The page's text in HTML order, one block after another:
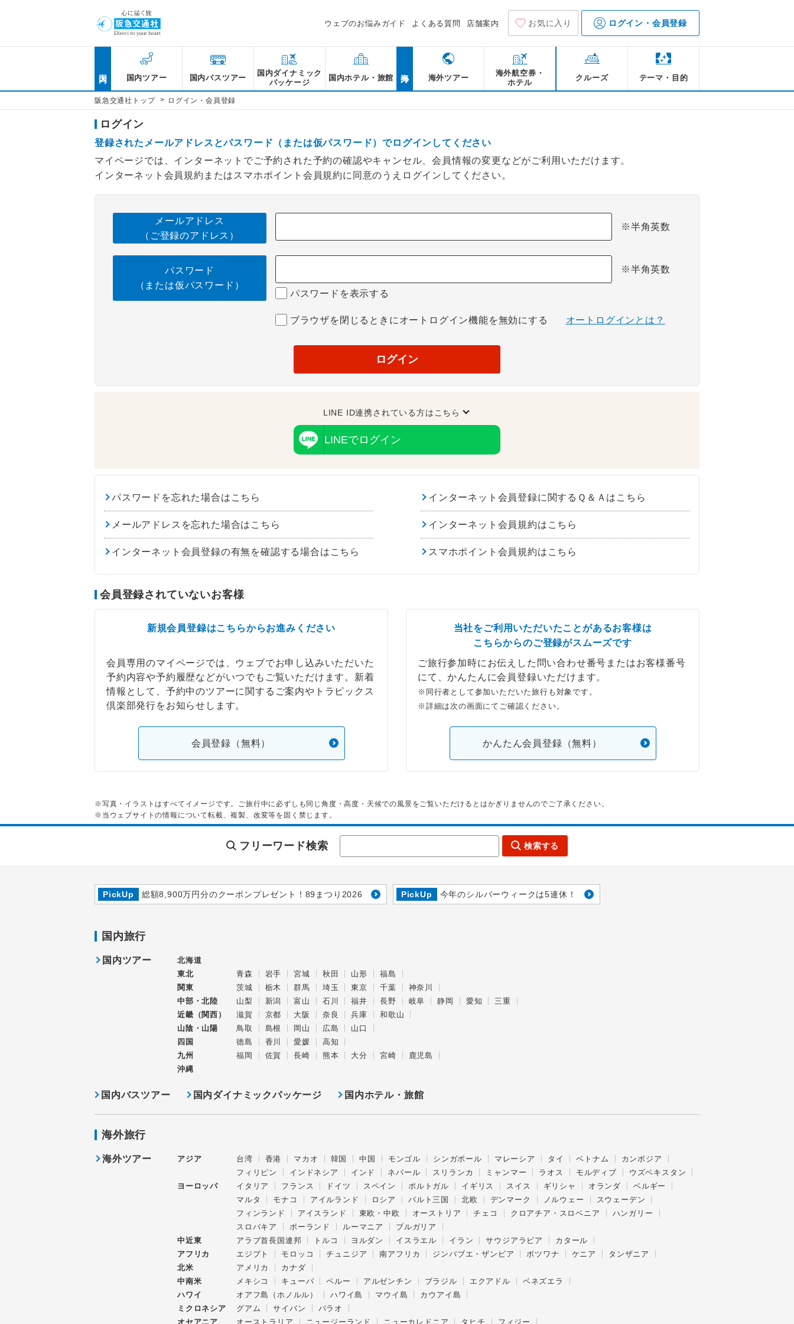
ウェブのお悩みガイド よくある質問 店舗案内 お気に入り ログイン・会員登録
国内ツアー 国内バスツアー
国内ダイナミック
パッケージ
国内ホテル・旅館 海外ツアー
海外航空券・
ホテル
クルーズ テーマ・目的
阪急交通社トップ > ログイン・会員登録
ログイン
登録されたメールアドレスとパスワード（または仮パスワード）でログインしてください
マイページでは、インターネットでご予約された予約の確認やキャンセル、会員情報の変更などがご利用いただけます。
インターネット会員規約またはスマホポイント会員規約に同意のうえログインしてください。
メールアドレス
（ご登録のアドレス）
※半角英数
パスワード
（または仮パスワード）
※半角英数
パスワードを表示する
ブラウザを閉じるときにオートログイン機能を無効にする オートログインとは？
ログイン
LINE ID連携されている方はこちら
LINEでログイン
パスワードを忘れた場合はこちら インターネット会員登録に関するＱ＆Ａはこちら
メールアドレスを忘れた場合はこちら インターネット会員規約はこちら
インターネット会員登録の有無を確認する場合はこちら スマホポイント会員規約はこちら
会員登録されていないお客様
新規会員登録はこちらからお進みください
会員専用のマイページでは、ウェブでお申し込みいただいた
予約内容や予約履歴などがいつでもご覧いただけます。新着
情報として、予約中のツアーに関するご案内やトラピックス
倶楽部発行をお知らせします。
会員登録（無料）
当社をご利用いただいたことがあるお客様は
こちらからのご登録がスムーズです
ご旅行参加時にお伝えした問い合わせ番号またはお客様番号
にて、かんたんに会員登録いただけます。
※同行者として参加いただいた旅行も対象です。
※詳細は次の画面にてご確認ください。
かんたん会員登録（無料）
※写真・イラストはすべてイメージです。ご旅行中に必ずしも同じ角度・高度・天候での風景をご覧いただけるとはかぎりませんのでご了承ください。
※当ウェブサイトの情報について転載、複製、改変等を固く禁じます。
フリーワード検索 検索する
PickUp 総額8,900万円分のクーポンプレゼント！89まつり2026 PickUp 今年のシルバーウィークは5連休！
国内旅行
国内ツアー
北海道
東北
青森 岩手 宮城 秋田 山形
福島
関東
茨城 栃木 群馬 埼玉 東京 千葉
神奈川
中部・北陸
山梨 新潟 富山 石川 福井 長野 岐阜 静岡 愛知
三重
近畿（関西）
滋賀 京都 大阪 奈良 兵庫
和歌山
山陰・山陽
鳥取 島根 岡山 広島
山口
四国
徳島 香川 愛媛
高知
九州
福岡 佐賀 長崎 熊本 大分 宮崎
鹿児島
沖縄
国内バスツアー 国内ダイナミックパッケージ 国内ホテル・旅館
海外旅行
海外ツアー アジア 台湾 香港 マカオ 韓国 中国 モンゴル シンガポール マレーシア タイ ベトナム
カンボジア
フィリピン
インドネシア インド ネパール スリランカ ミャンマー ラオス モルディブ
ウズベキスタン
ヨーロッパ
イタリア フランス ドイツ スペイン ポルトガル イギリス スイス ギリシャ オランダ
ベルギー
マルタ
モナコ アイルランド ロシア バルト三国 北欧 デンマーク ノルウェー
スウェーデン
フィンランド
アイスランド 東欧・中欧 オーストリア チェコ クロアチア・スロベニア
ハンガリー
スロバキア
ポーランド ルーマニア
ブルガリア
中近東
アラブ首長国連邦 トルコ ヨルダン イスラエル イラン サウジアラビア
カタール
アフリカ
エジプト モロッコ チュニジア 南アフリカ ジンバブエ・ザンビア ボツワナ ケニア
タンザニア
北米
アメリカ
カナダ
中南米
メキシコ キューバ ペルー アルゼンチン ブラジル エクアドル
ベネズエラ
ハワイ
オアフ島（ホノルル） ハワイ島 マウイ島
カウアイ島
ミクロネシア
グアム サイパン
パラオ
オセアニア
オーストラリア ニュージーランド ニューカレドニア タヒチ フィジー